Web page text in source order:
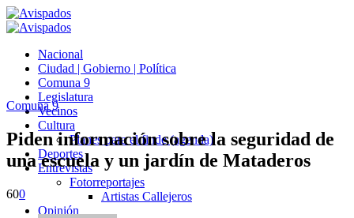
Nacional
Ciudad | Gobierno | Política
Comuna 9
Legislatura
Vecinos
Cultura
Planes para el finde (agenda)
Deportes
Entrevistas
Fotorreportajes
Artistas Callejeros
Opinión
Comuna 9
Piden información sobre la seguridad de
una escuela y un jardín de Mataderos
600